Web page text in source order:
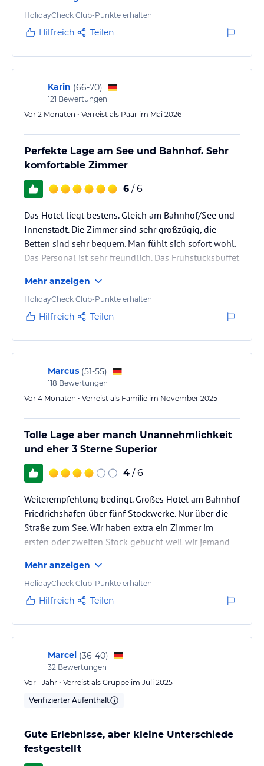
HolidayCheck Club-Punkte erhalten
Hilfreich Teilen
Karin (66-70)
121 Bewertungen
Vor 2 Monaten • Verreist als Paar im Mai 2026
Perfekte Lage am See und Bahnhof. Sehr
komfortable Zimmer
6 / 6
Das Hotel liegt bestens. Gleich am Bahnhof/See und
Innenstadt. Die Zimmer sind sehr großzügig, die
Betten sind sehr bequem. Man fühlt sich sofort wohl.
Das Personal ist sehr freundlich. Das Frühstücksbuffet
Brotauswahl und es schmeckt.
Mehr anzeigen
HolidayCheck Club-Punkte erhalten
Hilfreich Teilen
Marcus (51-55)
118 Bewertungen
Vor 4 Monaten • Verreist als Familie im November 2025
Tolle Lage aber manch Unannehmlichkeit
und eher 3 Sterne Superior
4 / 6
Weiterempfehlung bedingt. Großes Hotel am Bahnhof
Friedrichshafen über fünf Stockwerke. Nur über die
Straße zum See. Wir haben extra ein Zimmer im
ersten oder zweiten Stock gebucht weil wir jemand
zugesagt. Dann kommen wir an und bekommen ein
Zimmer - im obersten Stockwerk. Auf Intervention gab
es dann das angeblich letzte Zimmer in den unteren
ankommen. Ich würde dem Hotel auch nur 3 Sterne,
vielleicht Superior, geben. Der SPA…
Mehr anzeigen
HolidayCheck Club-Punkte erhalten
Hilfreich Teilen
Marcel (36-40)
32 Bewertungen
Vor 1 Jahr • Verreist als Gruppe im Juli 2025
Verifizierter Aufenthalt
Gute Erlebnisse, aber kleine Unterschiede
festgestellt